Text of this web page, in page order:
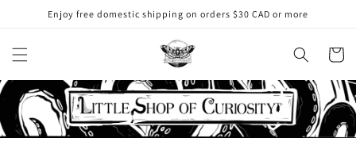
passer
contenu
Enjoy free domestic shipping on orders $30 CAD or more
Panier